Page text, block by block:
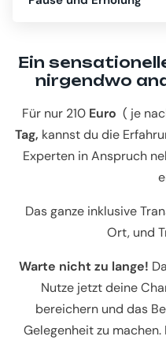
Ein
nirgendwo
Für nur 210 Euro ( je
Tag, kannst du die
Experten in Anspruch
Das ganze inklusive
Ort, und
Warte nicht zu lange!
Nutze jetzt deine
bereichern und das
Gelegenheit zu